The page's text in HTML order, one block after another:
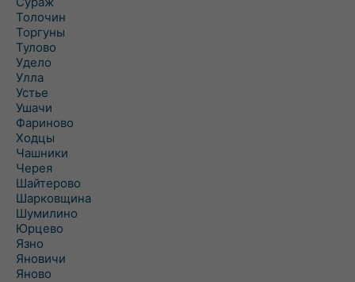
Толочин
Торгуны
Тулово
Удело
Улла
Устье
Ушачи
Фариново
Ходцы
Чашники
Черея
Шайтерово
Шарковщина
Шумилино
Юрцево
Язно
Яновичи
Яново